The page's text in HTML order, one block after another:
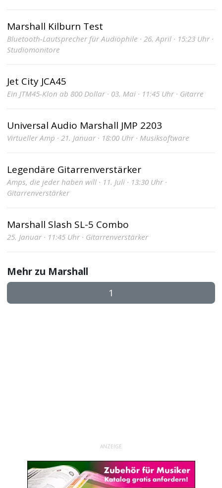
Marshall Kilburn Test
Bluetooth-Lautsprecher für Audiophile · 26. April · 15:23 Uhr ·
Studiomonitore
Jet City JCA45
Ein JTM45-Klon ab 800 Dollar · 03. Mai · 11:45 Uhr · Gitarre
Universal Audio Marshall JMP 2203
Virtueller Amp · 21. Januar · 18:00 Uhr · Musiksoftware
Legendäre Gitarrenverstärker
Amps, die jeder haben will · 11. Juli · 13:30 Uhr ·
Gitarrenverstärker
Marshall Slash SL-5 Combo
25. Januar · 11:45 Uhr · Gitarrenverstärker
Mehr zu Marshall
1
ANZEIGE